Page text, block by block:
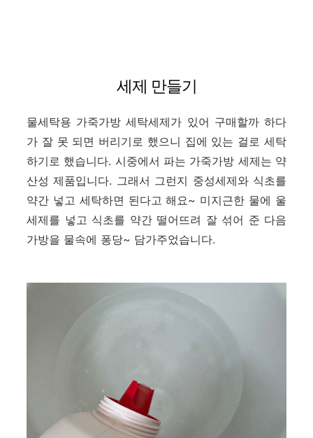
세제 만들기
물세탁용 가죽가방 세탁세제가 있어 구매할까 하다
가 잘 못 되면 버리기로 했으니 집에 있는 걸로 세탁
하기로 했습니다. 시중에서 파는 가죽가방 세제는 약
산성 제품입니다. 그래서 그런지 중성세제와 식초를
약간 넣고 세탁하면 된다고 해요~ 미지근한 물에 울
세제를 넣고 식초를 약간 떨어뜨려 잘 섞어 준 다음
가방을 물속에 퐁당~ 담가주었습니다.